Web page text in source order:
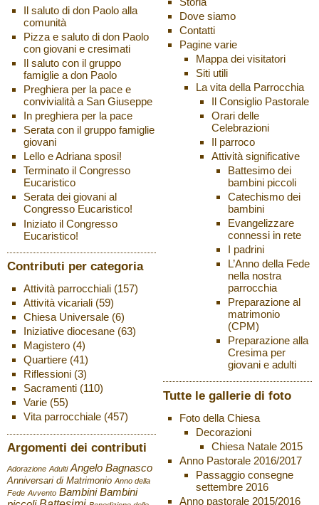
Il saluto di don Paolo alla
comunità
Pizza e saluto di don Paolo
con giovani e cresimati
Il saluto con il gruppo
famiglie a don Paolo
Preghiera per la pace e
convivialità a San Giuseppe
In preghiera per la pace
Serata con il gruppo famiglie
giovani
Lello e Adriana sposi!
Terminato il Congresso
Eucaristico
Serata dei giovani al
Congresso Eucaristico!
Iniziato il Congresso
Eucaristico!
Contributi per categoria
Attività parrocchiali(157)
Attività vicariali(59)
Chiesa Universale(6)
Iniziative diocesane(63)
Magistero(4)
Quartiere(41)
Riflessioni(3)
Sacramenti(110)
Varie(55)
Vita parrocchiale(457)
Argomenti dei contributi
Adorazione Adulti Angelo Bagnasco
Anniversari di Matrimonio Anno della
Fede Avvento Bambini Bambini
Dove siamo
Contatti
Pagine varie
Mappa dei visitatori
Siti utili
La vita della Parrocchia
Il Consiglio Pastorale
Orari delle
Celebrazioni
Il parroco
Attività significative
Battesimo dei
bambini piccoli
Catechismo dei
bambini
Evangelizzare
connessi in rete
I padrini
L’Anno della Fede
nella nostra
parrocchia
Preparazione al
matrimonio
(CPM)
Preparazione alla
Cresima per
giovani e adulti
Tutte le gallerie di foto
Foto della Chiesa
Decorazioni
Chiesa Natale 2015
Anno Pastorale 2016/2017
Passaggio consegne
settembre 2016
Anno pastorale 2015/2016